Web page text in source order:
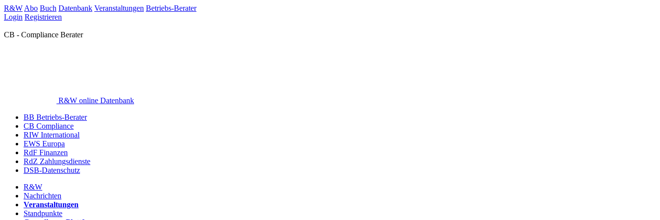
R&W Abo Buch Datenbank Veranstaltungen Betriebs-Berater
Login Registrieren
CB - Compliance Berater
R&W online Datenbank
BB Betriebs-Berater
CB Compliance
RIW International
EWS Europa
RdF Finanzen
RdZ Zahlungsdienste
DSB-Datenschutz
R&W
Nachrichten
Veranstaltungen
Standpunkte